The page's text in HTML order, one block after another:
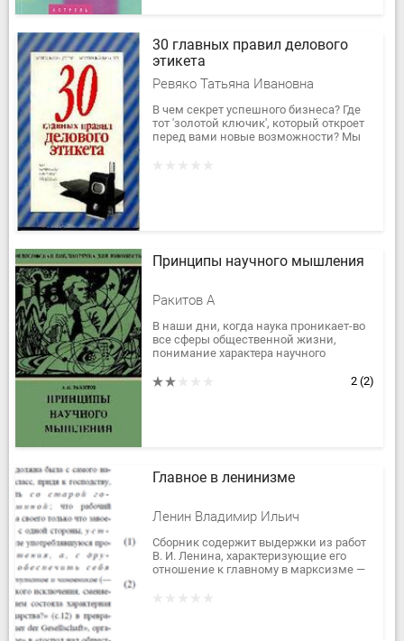
30 главных правил делового
этикета
Ревяко Татьяна Ивановна
В чем секрет успешного бизнеса? Где
тот 'золотой ключик', который откроет
перед вами новые возможности? Мы
Принципы научного мышления
Ракитов А
В наши дни, когда наука проникает-во
все сферы общественной жизни,
понимание характера научного
кто намерен посвятить себя научным...
2 (2)
Главное в ленинизме
Ленин Владимир Ильич
Сборник содержит выдержки из работ
В. И. Ленина, характеризующие его
отношение к главному в марксизме —